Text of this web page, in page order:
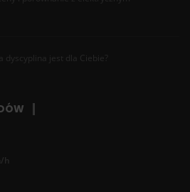
jest dla Ciebie?
h